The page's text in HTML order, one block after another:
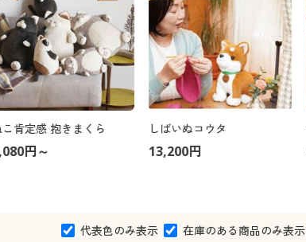
こ肯定感 抱きまくら
円～
しばいぬコウタ
13,200円
代表色のみ表示 在庫のある商品のみ表示